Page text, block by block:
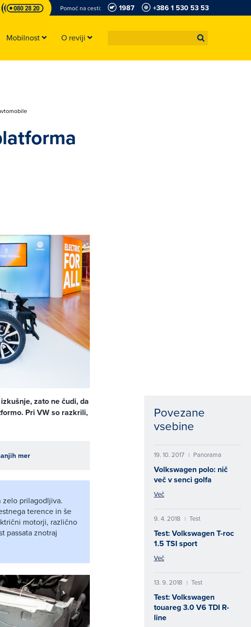
Pomoč na cesti: 1987 +386 1 530 53 53
Mobilnost O reviji
zato ne čudi, da
Pri VW so razkrili,
mer
zelo prilagodljiva.
terence in še
motorji, različno
passata znotraj
Povezane
vsebine
19. 10. 2017 | Panorama
Volkswagen polo: nič
več v senci golfa
Več
9. 4. 2018 | Test
Test: Volkswagen T-roc
1.5 TSI sport
Več
13. 9. 2018 | Test
Test: Volkswagen
touareg 3.0 V6 TDI R-
line